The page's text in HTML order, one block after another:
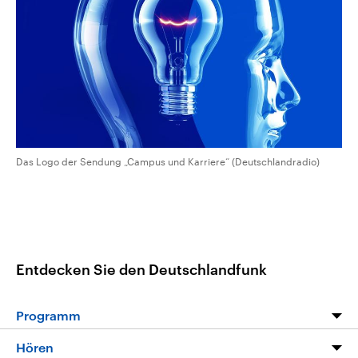
CDU, SPD und FDP regiert.-
Umfragen, Prognosen,
Wahlprogramme, aktuelle Berichte
und Hintergründe zu den Parteien
und Kandidaten der anstehenden
aktuelle Weltgeschehen.
Sendungen Programm Podcasts
Audio-Archiv
Das Logo der Sendung „Campus und Karriere“ (Deutschlandradio)
Entdecken Sie den Deutschlandfunk
Programm
Programm
Hören